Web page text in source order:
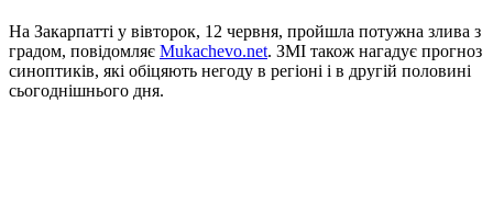
На Закарпатті у вівторок, 12 червня, пройшла потужна злива з
градом, повідомляє Мukachevo.net. ЗМІ також нагадує прогноз
синоптиків, які обіцяють негоду в регіоні і в другій половині
сьогоднішнього дня.